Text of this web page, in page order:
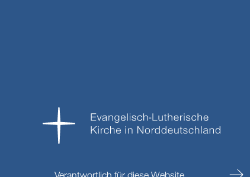
Verantwortlich für diese Website